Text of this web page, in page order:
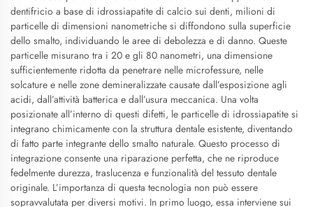
dentifricio a base di idrossiapatite di calcio sui denti, milioni di
particelle di dimensioni nanometriche si diffondono sulla superficie
dello smalto, individuando le aree di debolezza e di danno. Queste
particelle misurano tra i 20 e gli 80 nanometri, una dimensione
sufficientemente ridotta da penetrare nelle microfessure, nelle
solcature e nelle zone demineralizzate causate dall’esposizione agli
acidi, dall’attività batterica e dall’usura meccanica. Una volta
posizionate all’interno di questi difetti, le particelle di idrossiapatite si
integrano chimicamente con la struttura dentale esistente, diventando
di fatto parte integrante dello smalto naturale. Questo processo di
integrazione consente una riparazione perfetta, che ne riproduce
fedelmente durezza, traslucenza e funzionalità del tessuto dentale
originale. L’importanza di questa tecnologia non può essere
sopravvalutata per diversi motivi. In primo luogo, essa interviene sui